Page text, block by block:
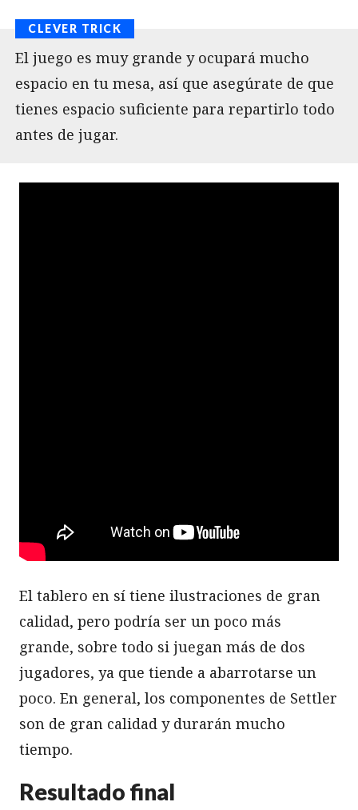
El juego es muy grande y ocupará mucho
espacio en tu mesa, así que asegúrate de que
tienes espacio suficiente para repartirlo todo
antes de jugar.
El tablero en sí tiene ilustraciones de gran
calidad, pero podría ser un poco más
grande, sobre todo si juegan más de dos
jugadores, ya que tiende a abarrotarse un
poco. En general, los componentes de Settler
son de gran calidad y durarán mucho
tiempo.
Resultado final